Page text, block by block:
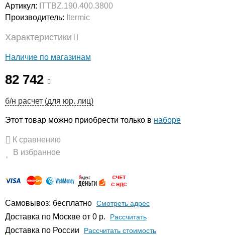
Артикул: ITTBZ.190.400.3800
Производитель: Itermic
Характеристики
Наличие по магазинам
82 742
б/н расчет (для юр. лиц)
Этот товар можно приобрести только в наборе
К сравнению
В избранное
Самовывоз: бесплатно Смотреть адрес
Доставка по Москве от 0 р. Расcчитать
Доставка по России Рассчитать стоимость